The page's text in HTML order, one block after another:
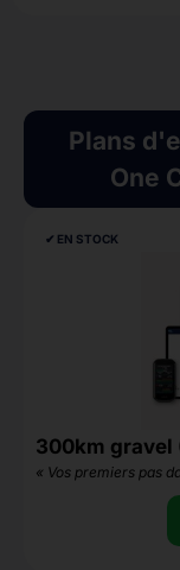
Plans
One
✔︎ EN STOCK
300km gravel
« Vos premiers pas